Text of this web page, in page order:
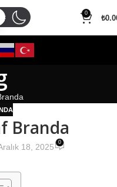
0
₺
Branda
18, 2025 0